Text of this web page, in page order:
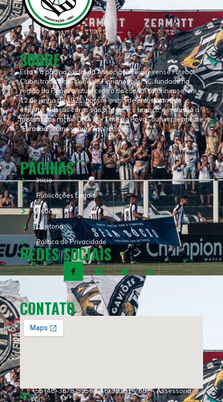
SOBRE
Esta é a página oficial da Associação Figueirense Futebol
Clube, tradicional clube de Florianópolis/SC, fundado na
região da Figueira, atual centro da capital catarinense, em
12 de junho de 1921, por um grupo de entusiastas do
esporte. Nossas cores são o preto e o branco, em alusão a
mistura das raças, DNA do “Time do Povo”, ou simplesmente
“Furacão”, como somos conhecidos.
PÁGINAS
Início
Publicações Legais
Notícias
Diretoria
Política de Privacidade
REDES SOCIAIS
CONTATO
+55 (48) 3878-3956 / (48) 99181-7887 - Assessoria
FFC